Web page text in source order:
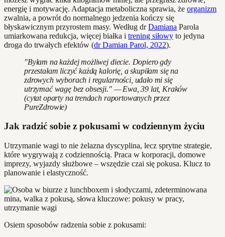
energię i motywację. Adaptacja metaboliczna sprawia, że organizm
zwalnia, a powrót do normalnego jedzenia kończy się
błyskawicznym przyrostem masy. Według drDamiana Parola
umiarkowana redukcja, więcej białka i trening siłowy to jedyna
droga do trwałych efektów (dr Damian Parol, 2022).
"Byłam na każdej możliwej diecie. Dopiero gdy
przestałam liczyć każdą kalorię, a skupiłam się na
zdrowych wyborach i regularności, udało mi się
utrzymać wagę bez obsesji." — Ewa, 39 lat, Kraków
(cytat oparty na trendach raportowanych przez
PureZdrowie)
Jak radzić sobie z pokusami w codziennym życiu
Utrzymanie wagi to nie żelazna dyscyplina, lecz sprytne strategie,
które wygrywają z codziennością. Praca w korporacji, domowe
imprezy, wyjazdy służbowe – wszędzie czai się pokusa. Klucz to
planowanie i elastyczność.
Osiem sposobów radzenia sobie z pokusami: